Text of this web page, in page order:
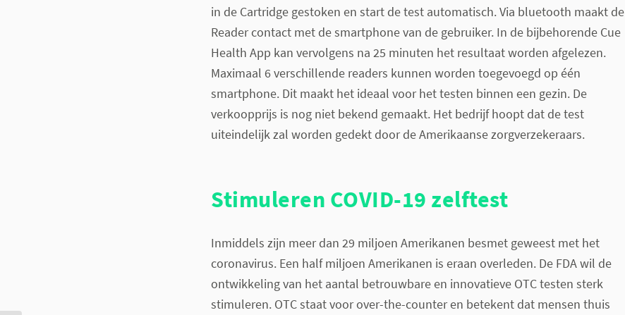
in de Cartridge gestoken en start de test automatisch. Via bluetooth maakt de
Reader contact met de smartphone van de gebruiker. In de bijbehorende Cue
Health App kan vervolgens na 25 minuten het resultaat worden afgelezen.
Maximaal 6 verschillende readers kunnen worden toegevoegd op één
smartphone. Dit maakt het ideaal voor het testen binnen een gezin. De
verkoopprijs is nog niet bekend gemaakt. Het bedrijf hoopt dat de test
uiteindelijk zal worden gedekt door de Amerikaanse zorgverzekeraars.
Stimuleren COVID-19 zelftest
Inmiddels zijn meer dan 29 miljoen Amerikanen besmet geweest met het
coronavirus. Een half miljoen Amerikanen is eraan overleden. De FDA wil de
ontwikkeling van het aantal betrouwbare en innovatieve OTC testen sterk
stimuleren. OTC staat voorover-the-counteren betekent dat mensen thuis